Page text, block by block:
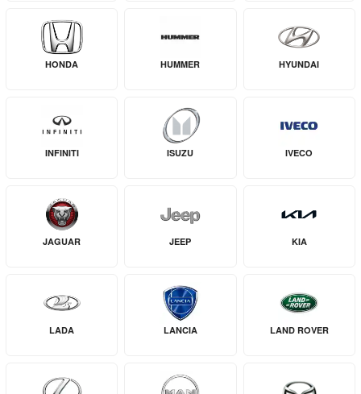
HONDA HUMMER HYUNDAI
INFINITI ISUZU IVECO
JAGUAR JEEP KIA
LADA LANCIA LAND ROVER